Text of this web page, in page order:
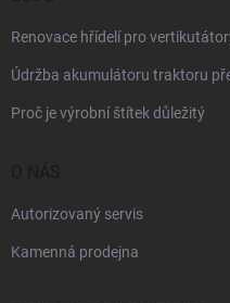
Renovace hřídelí pro
Údržba akumulátoru traktoru
Proč je výrobní štítek důležitý
Autorizovaný servis
Kamenná prodejna